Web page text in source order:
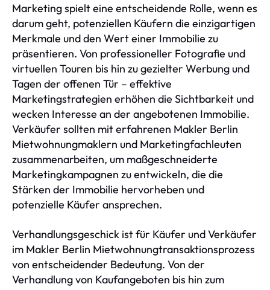
Marketing spielt eine entscheidende Rolle, wenn es
darum geht, potenziellen Käufern die einzigartigen
Merkmale und den Wert einer Immobilie zu
präsentieren. Von professioneller Fotografie und
virtuellen Touren bis hin zu gezielter Werbung und
Tagen der offenen Tür – effektive
Marketingstrategien erhöhen die Sichtbarkeit und
wecken Interesse an der angebotenen Immobilie.
Verkäufer sollten mit erfahrenen Makler Berlin
Mietwohnungmaklern und Marketingfachleuten
zusammenarbeiten, um maßgeschneiderte
Marketingkampagnen zu entwickeln, die die
Stärken der Immobilie hervorheben und
potenzielle Käufer ansprechen.
Verhandlungsgeschick ist für Käufer und Verkäufer
im Makler Berlin Mietwohnungtransaktionsprozess
von entscheidender Bedeutung. Von der
Verhandlung von Kaufangeboten bis hin zum